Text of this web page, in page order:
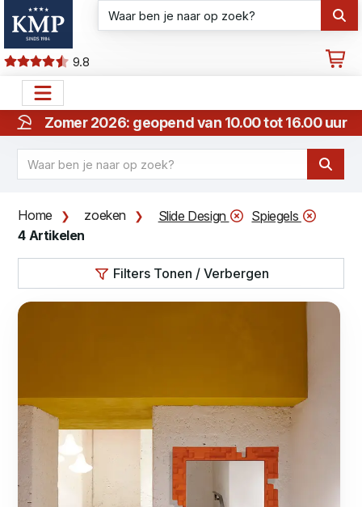
9.8
Zomer 2026: geopend van 10.00 tot 16.00 uur
Home zoeken Slide Design
Spiegels
4 Artikelen
Filters Tonen / Verbergen